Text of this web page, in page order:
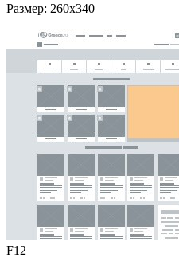
Размер: 260x340
F12